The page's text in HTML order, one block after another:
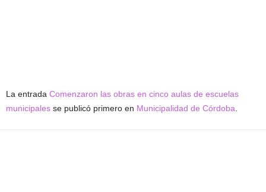
La entrada Comenzaron las obras en cinco aulas de escuelas
municipales se publicó primero en Municipalidad de Córdoba